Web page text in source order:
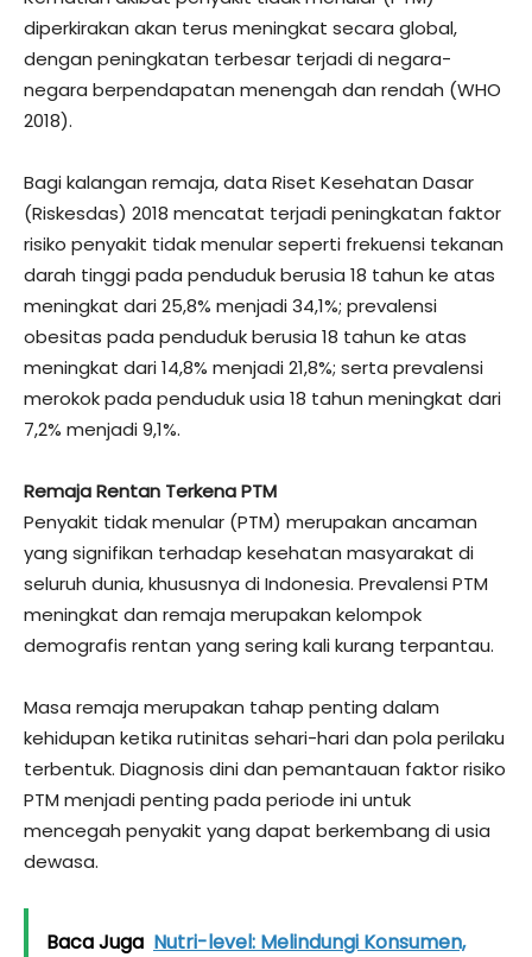
diperkirakan akan terus meningkat secara global,
dengan peningkatan terbesar terjadi di negara-
negara berpendapatan menengah dan rendah (WHO
2018).
Bagi kalangan remaja, data Riset Kesehatan Dasar
(Riskesdas) 2018 mencatat terjadi peningkatan faktor
risiko penyakit tidak menular seperti frekuensi tekanan
darah tinggi pada penduduk berusia 18 tahun ke atas
meningkat dari 25,8% menjadi 34,1%; prevalensi
obesitas pada penduduk berusia 18 tahun ke atas
meningkat dari 14,8% menjadi 21,8%; serta prevalensi
merokok pada penduduk usia 18 tahun meningkat dari
7,2% menjadi 9,1%.
Remaja Rentan Terkena PTM
Penyakit tidak menular (PTM) merupakan ancaman
yang signifikan terhadap kesehatan masyarakat di
seluruh dunia, khususnya di Indonesia. Prevalensi PTM
meningkat dan remaja merupakan kelompok
demografis rentan yang sering kali kurang terpantau.
Masa remaja merupakan tahap penting dalam
kehidupan ketika rutinitas sehari-hari dan pola perilaku
terbentuk. Diagnosis dini dan pemantauan faktor risiko
PTM menjadi penting pada periode ini untuk
mencegah penyakit yang dapat berkembang di usia
dewasa.
Baca Juga Nutri-level: Melindungi Konsumen,